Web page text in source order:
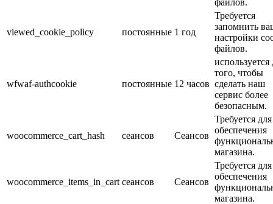
файлов.
viewed_cookie_policy постоянные 1 год
Требуется
запомнить
настройки
файлов.
wfwaf-authcookie постоянные 12 часов
используется
того, чтобы
сделать наш
сервис более
безопасным.
woocommerce_cart_hash сеансов Cеансов
Требуется для
обеспечения
магазина.
woocommerce_items_in_cart сеансов Cеансов
Требуется для
обеспечения
магазина.